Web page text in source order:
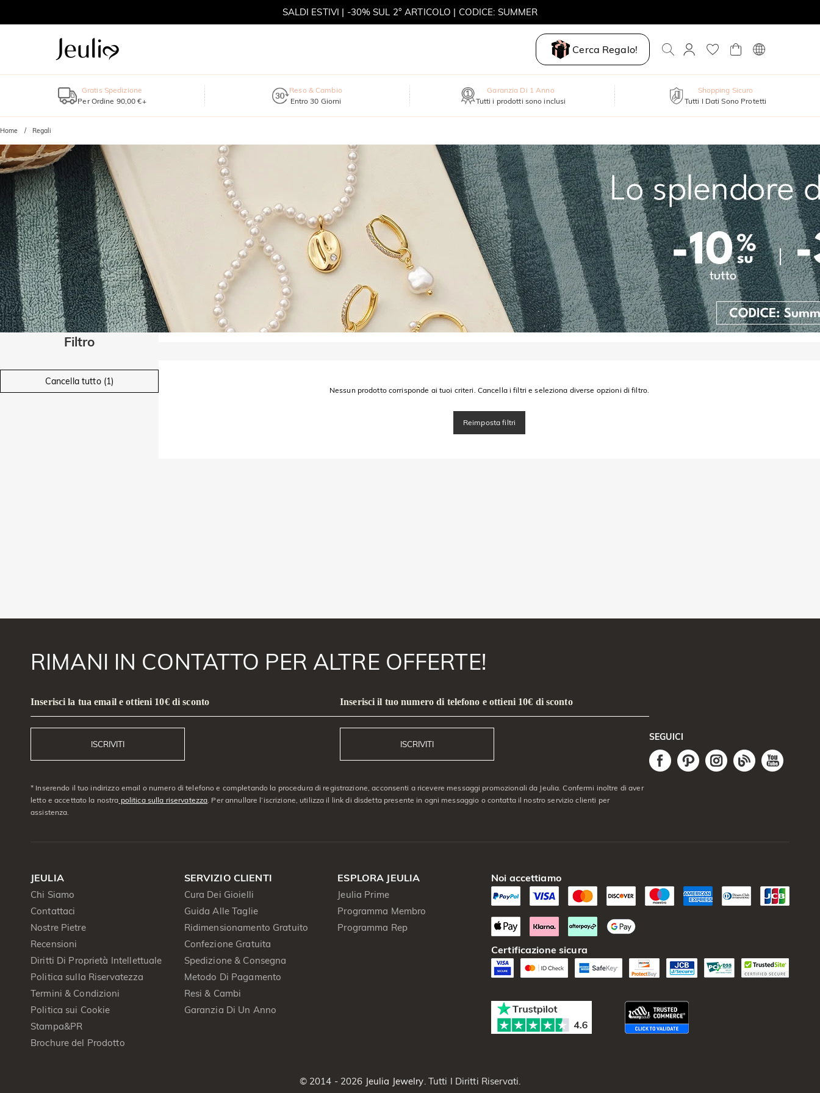
SALDI ESTIVI | -30% SUL 2° ARTICOLO | CODICE: SUMMER
Cerca Regalo!
Gratis Spedizione
Per Ordine 90,00 €+
Reso & Cambio
Entro 30 Giorni
Garanzia Di 1 Anno
Tutti i prodotti sono inclusi
Shopping Sicuro
Tutti I Dati Sono Protetti
Home Regali
Filtro
Cancella tutto (1)
Nessun prodotto corrisponde ai tuoi criteri. Cancella i filtri e seleziona diverse opzioni di filtro.
Reimposta filtri
RIMANI IN CONTATTO PER ALTRE OFFERTE!
Inserisci la tua email e ottieni 10€ di sconto
ISCRIVITI
Inserisci il tuo numero di telefono e ottieni 10€ di sconto
ISCRIVITI
* Inserendo il tuo indirizzo email o numero di telefono e completando la procedura di registrazione, acconsenti a ricevere messaggi promozionali da Jeulia. Confermi inoltre di aver
letto e accettato la nostra politica sulla riservatezza . Per annullare l’iscrizione, utilizza il link di disdetta presente in ogni messaggio o contatta il nostro servizio clienti per
assistenza.
SEGUICI
JEULIA
Chi Siamo
Contattaci
Nostre Pietre
Recensioni
Diritti Di Proprietà Intellettuale
Politica sulla Riservatezza
Termini & Condizioni
Politica sui Cookie
Stampa&PR
Brochure del Prodotto
SERVIZIO CLIENTI
Cura Dei Gioielli
Guida Alle Taglie
Ridimensionamento Gratuito
Confezione Gratuita
Spedizione & Consegna
Metodo Di Pagamento
Resi & Cambi
Garanzia Di Un Anno
ESPLORA JEULIA
Jeulia Prime
Programma Membro
Programma Rep
Noi accettiamo
Certificazione sicura
© 2014 - 2026 Jeulia Jewelry . Tutti I Diritti Riservati.